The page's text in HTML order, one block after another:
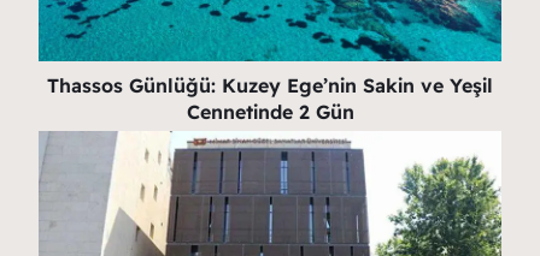
Thassos Günlüğü: Kuzey Ege’nin Sakin ve Yeşil
Cennetinde 2 Gün